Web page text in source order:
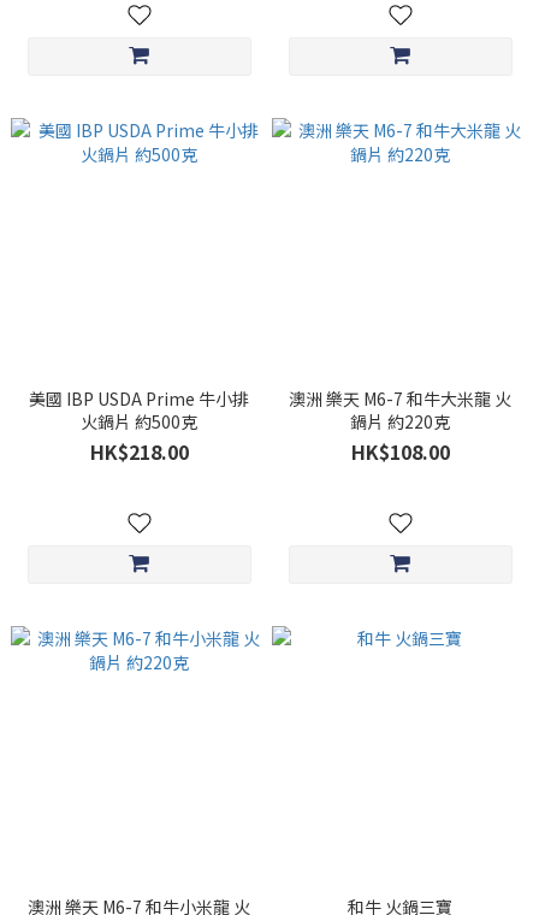
美國 IBP USDA Prime 牛小排
火鍋片 約500克
HK$218.00
澳洲 樂天 M6-7 和牛大米龍 火
鍋片 約220克
HK$108.00
澳洲 樂天 M6-7 和牛小米龍 火 和牛 火鍋三寶